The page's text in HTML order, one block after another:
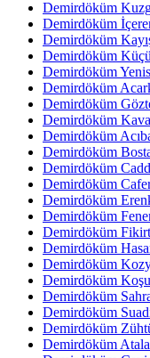
Demirdöküm
Demirdöküm
Demirdöküm
Demirdöküm
Demirdöküm
Demirdöküm
Demirdöküm
Demirdöküm
Demirdöküm
Demirdöküm
Demirdöküm
Demirdöküm
Demirdöküm
Demirdöküm
Demirdöküm
Demirdöküm
Demirdöküm
Demirdöküm
Demirdöküm
Demirdöküm
Demirdöküm
Demirdöküm